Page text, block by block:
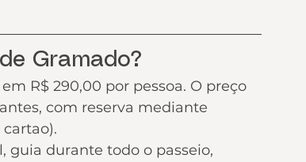
Gramado?
R$ 290,00 por pessoa. O preço
com reserva mediante
guia durante todo o passeio,